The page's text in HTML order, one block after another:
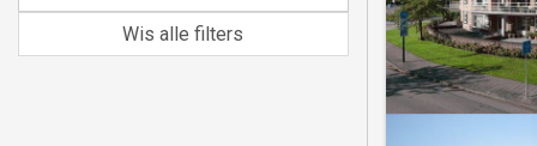
Wis alle filters